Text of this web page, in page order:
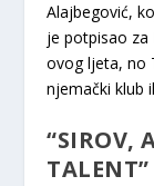
Alajbegović,
je potpisao za
ovog ljeta, no
njemački klub
“SIROV,
TALENT”